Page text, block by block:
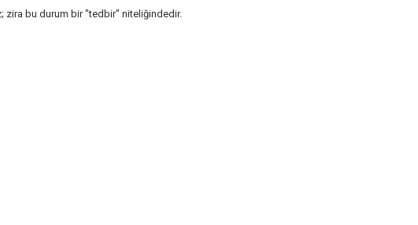
zira bu durum bir "tedbir" niteliğindedir.